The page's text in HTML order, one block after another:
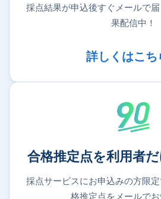
採点結果が申込後すぐメールで
果配信中！
詳しくはこち
合格推定点を利用者
採点サービスにお申込みの方限
格推定点をメールでお